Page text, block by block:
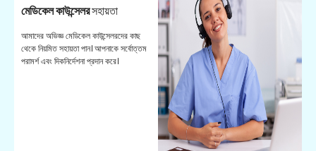
মেডিকেল কাউন্সেলরসহায়তা
আমাদের অভিজ্ঞ মেডিকেল কাউন্সেলরদের কাছ
থেকে নিয়মিত সহায়তা পান। আপনাকে সর্বোত্তম
পরামর্শ এবং দিকনির্দেশনা প্রদান করে।